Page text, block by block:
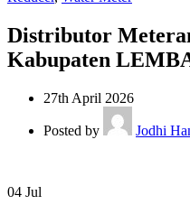
Distributor
Kabupaten
27th April 2026
Posted by Jodhi
04 Jul